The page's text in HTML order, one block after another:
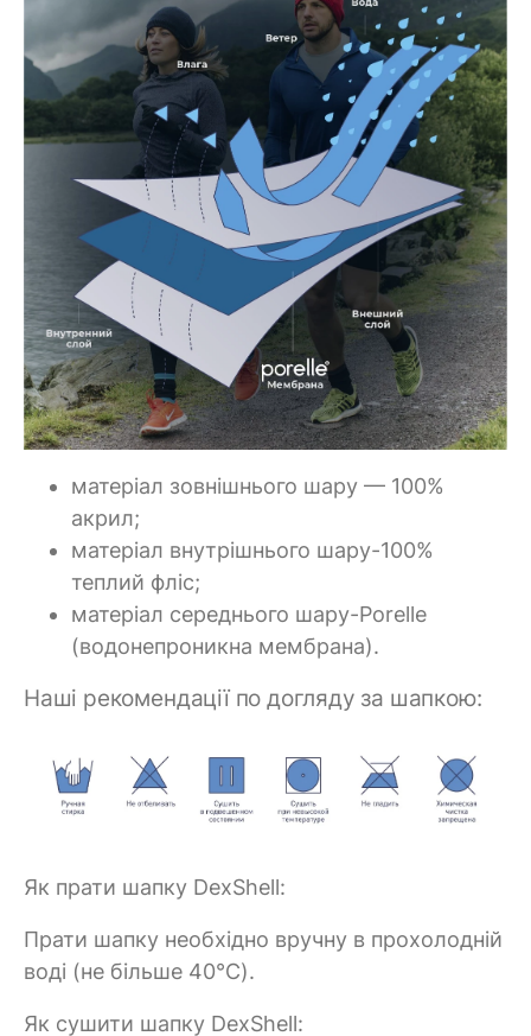
матеріал зовнішнього шару — 100%
акрил;
матеріал внутрішнього шару-100%
теплий фліс;
матеріал середнього шару-Porelle
(водонепроникна мембрана).
Наші рекомендації по догляду за шапкою:
Як прати шапку DexShell:
Прати шапку необхідно вручну в прохолодній
воді (не більше 40°C).
Як сушити шапку DexShell: